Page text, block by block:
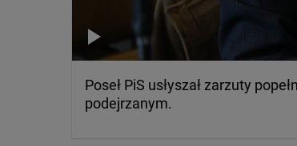
Poseł PiS usłyszał zarzuty
podejrzanym.